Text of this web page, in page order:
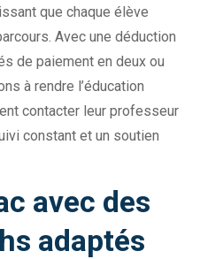
que chaque élève
Avec une déduction
de paiement en deux ou
à rendre l’éducation
contacter leur professeur
constant et un soutien
avec des
adaptés